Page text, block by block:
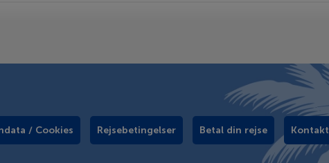
/ Cookies Rejsebetingelser Betal din rejse Kontakt